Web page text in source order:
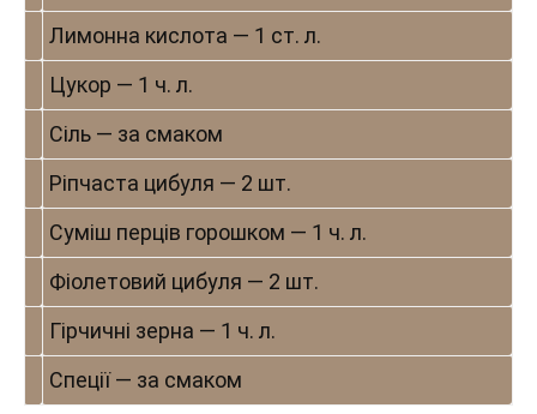
Лимонна кислота — 1 ст. л.
Цукор — 1 ч. л.
Сіль — за смаком
Ріпчаста цибуля — 2 шт.
Суміш перців горошком — 1 ч. л.
Фіолетовий цибуля — 2 шт.
Гірчичні зерна — 1 ч. л.
Спеції — за смаком